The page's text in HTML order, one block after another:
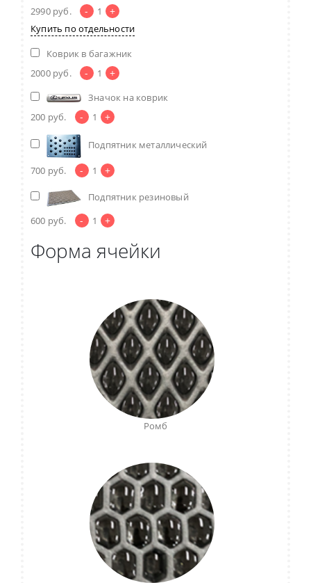
2990 руб. - 1 +
Купить по отдельности
Коврик в багажник
2000 руб. - 1 +
Значок на коврик
200 руб. - 1 +
Подпятник металлический
700 руб. - 1 +
Подпятник резиновый
600 руб. - 1 +
Форма ячейки
Ромб